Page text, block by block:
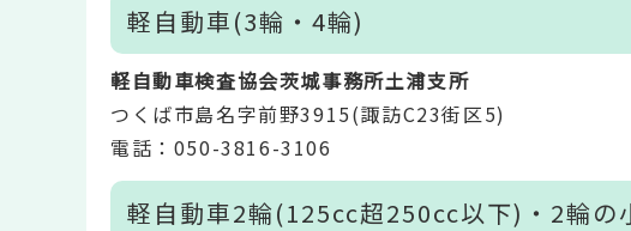
軽自動車(3輪・4輪)
軽自動車検査協会茨城事務所土浦支所
つくば市島名字前野3915(諏訪C23街区5)
電話：050-3816-3106
軽自動車2輪(125cc超250cc以下)・2輪の